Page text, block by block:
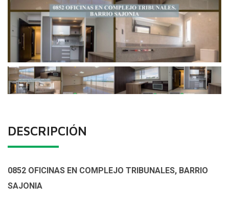
DESCRIPCIÓN
0852 OFICINAS EN COMPLEJO TRIBUNALES, BARRIO
SAJONIA